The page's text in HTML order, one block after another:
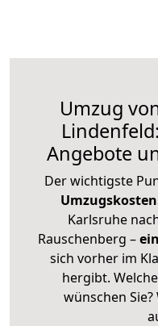
Umzug
Angebote
Der wichtigste
Karlsruhe
Rauschenberg –
sich vorher im
hergibt.
wünschen